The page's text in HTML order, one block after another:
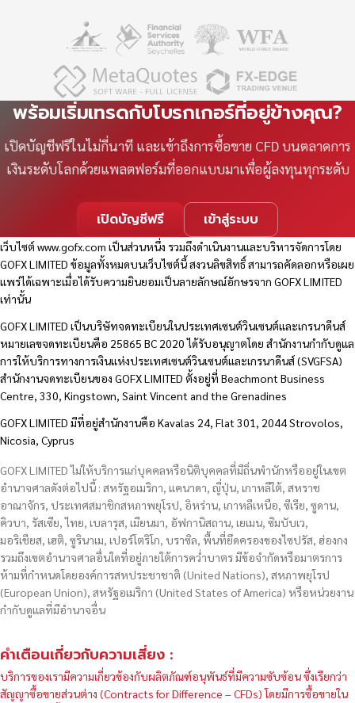
พร้อมเริ่มเทรดกับโบรกเกอร์ที่อยู่ข้างคุณ?
เปิดบัญชีฟรีในไม่กี่นาที และเข้าถึงการซื้อขาย CFD บนตลาดการ
เงินระดับโลกด้วยแพลตฟอร์มที่ออกแบบมาเพื่อผู้ลงทุนทุกระดับ
เปิดบัญชีฟรี เข้าสู่ระบบ
เว็บไซต์www.gofx.com เป็นส่วนหนึ่ง รวมถึงดำเนินงานและบริหารจัดการโดย
GOFX LIMITED ข้อมูลทั้งหมดบนเว็บไซต์นี้ สงวนลิขสิทธิ์ สามารถคัดลอกหรือเผย
แพร่ได้เฉพาะเมื่อได้รับความยินยอมเป็นลายลักษณ์อักษรจาก GOFX LIMITED
เท่านั้น
GOFX LIMITED เป็นบริษัทจดทะเบียนในประเทศเซนต์วินเซนต์และเกรนาดีนส์
หมายเลขจดทะเบียนคือ 25865 BC 2020 ได้รับอนุญาตโดย สำนักงานกำกับดูแล
การให้บริการทางการเงินแห่งประเทศเซนต์วินเซนต์และเกรนาดีนส์ (SVGFSA)
สำนักงานจดทะเบียนของ GOFX LIMITED ตั้งอยู่ที่ Beachmont Business
Centre, 330, Kingstown, Saint Vincent and the Grenadines
GOFX LIMITED มีที่อยู่สำนักงานคือ Kavalas 24, Flat 301, 2044 Strovolos,
Nicosia, Cyprus
GOFX LIMITED ไม่ให้บริการแก่บุคคลหรือนิติบุคคลที่มีถิ่นพำนักหรืออยู่ในเขต
อำนาจศาลดังต่อไปนี้ : สหรัฐอเมริกา, แคนาดา, ญี่ปุ่น, เกาหลีใต้, สหราช
อาณาจักร, ประเทศสมาชิกสหภาพยุโรป, อิหร่าน, เกาหลีเหนือ, ซีเรีย, ซูดาน,
คิวบา, รัสเซีย, ไทย, เบลารุส, เมียนมา, อัฟกานิสถาน, เยเมน, ซิมบับเว,
มอริเชียส, เฮติ, ซูรินาเม, เปอร์โตริโก, บราซิล, พื้นที่ยึดครองของไซปรัส, ฮ่องกง
รวมถึงเขตอำนาจศาลอื่นใดที่อยู่ภายใต้การคว่ำบาตร มีข้อจำกัดหรือมาตรการ
ห้ามที่กำหนดโดยองค์การสหประชาชาติ (United Nations), สหภาพยุโรป
(European Union), สหรัฐอเมริกา (United States of America) หรือหน่วยงาน
กำกับดูแลที่มีอำนาจอื่น
คำเตือนเกี่ยวกับความเสี่ยง :
บริการของเรามีความเกี่ยวข้องกับผลิตภัณฑ์อนุพันธ์ที่มีความซับซ้อน ซึ่งเรียกว่า
สัญญาซื้อขายส่วนต่าง (Contracts for Difference – CFDs) โดยมีการซื้อขายใน